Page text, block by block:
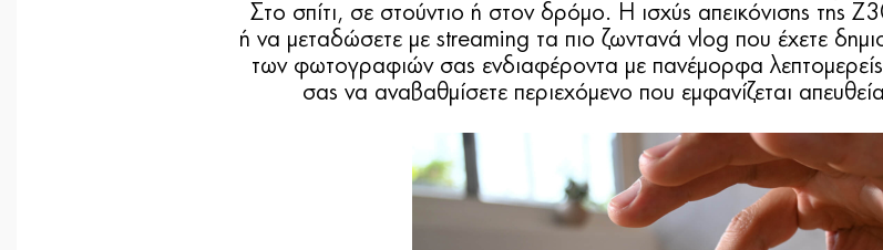
Στο σπίτι, σε στούντιο ή στον δρόμο. Η ισχύς απεικόνισης της
ή να μεταδώσετε με streaming τα πιο ζωντανά vlog που έχετε
των φωτογραφιών σας ενδιαφέροντα με πανέμορφα λεπτομερείς
σας να αναβαθμίσετε περιεχόμενο που εμφανίζεται